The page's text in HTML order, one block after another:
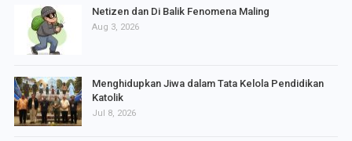
Netizen dan Di Balik Fenomena Maling
Aug 3, 2026
Menghidupkan Jiwa dalam Tata Kelola Pendidikan
Katolik
Jul 8, 2026